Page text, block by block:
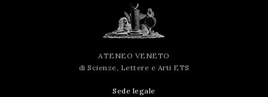
ATENEO VENETO
di Scienze, Lettere e Arti ETS
Sede legale